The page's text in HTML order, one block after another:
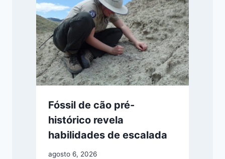
Fóssil de cão pré-
histórico revela
habilidades de escalada
agosto 6, 2026